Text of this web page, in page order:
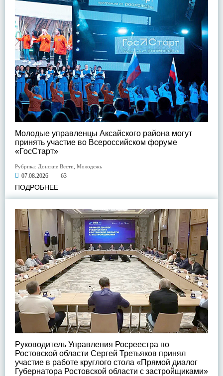
Молодые управленцы Аксайского района могут
принять участие во Всероссийском форуме
«ГосСтарт»
Рубрика: Донские Вести Молодежь
07.08.2026 63
ПОДРОБНЕЕ
Руководитель Управления Росреестра по
Ростовской области Сергей Третьяков принял
участие в работе круглого стола «Прямой диалог
Губернатора Ростовской области с застройщиками»